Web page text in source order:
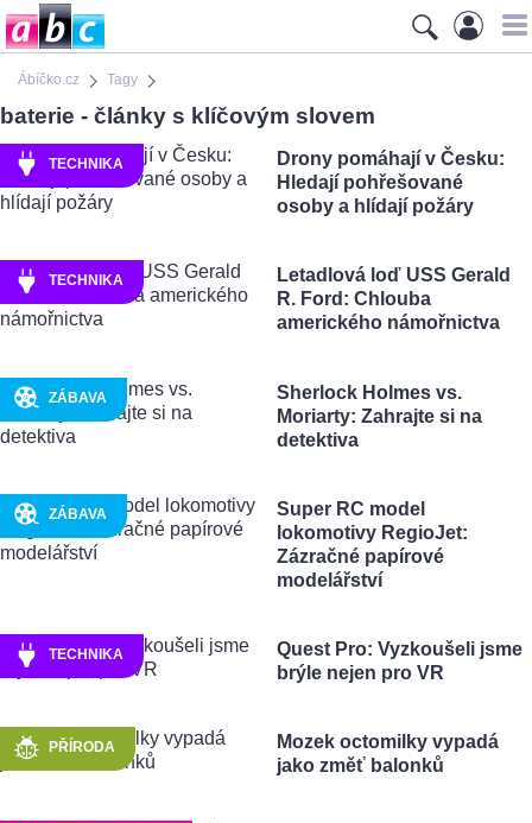
Ábíčko.cz Tagy
baterie - články s klíčovým slovem
TECHNIKA
Drony pomáhají v Česku:
Hledají pohřešované
osoby a hlídají požáry
TECHNIKA
Letadlová loď USS Gerald
R. Ford: Chlouba
amerického námořnictva
ZÁBAVA
Sherlock Holmes vs.
Moriarty: Zahrajte si na
detektiva
ZÁBAVA
Super RC model
lokomotivy RegioJet:
Zázračné papírové
modelářství
TECHNIKA
Quest Pro: Vyzkoušeli jsme
brýle nejen pro VR
PŘÍRODA
Mozek octomilky vypadá
jako změť balonků